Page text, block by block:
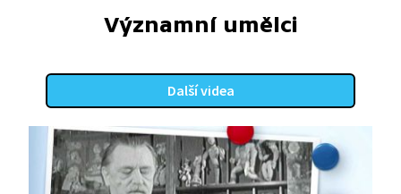
Významní umělci
Další videa